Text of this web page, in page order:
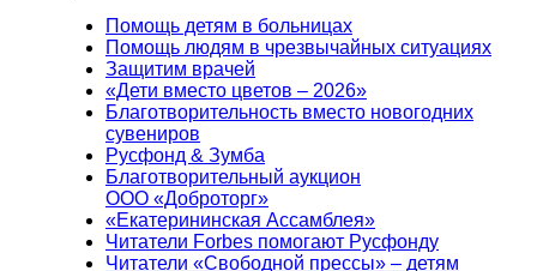
Помощь детям в больницах
Помощь людям в чрезвычайных ситуациях
Защитим врачей
«Дети вместо цветов – 2026»
Благотворительность вместо новогодних
сувениров
Русфонд & Зумба
Благотворительный аукцион
ООО «Доброторг»
«Екатерининская Ассамблея»
Читатели Forbes помогают Русфонду
Читатели «Свободной прессы» – детям